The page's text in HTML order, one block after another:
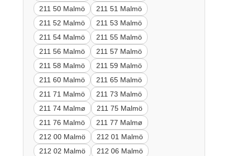
211 50 Malmö
211 51 Malmö
211 52 Malmö
211 53 Malmö
211 54 Malmö
211 55 Malmö
211 56 Malmö
211 57 Malmö
211 58 Malmö
211 59 Malmö
211 60 Malmö
211 65 Malmö
211 71 Malmö
211 73 Malmö
211 74 Malmø
211 75 Malmö
211 76 Malmö
211 77 Malmø
212 00 Malmö
212 01 Malmö
212 02 Malmö
212 06 Malmö